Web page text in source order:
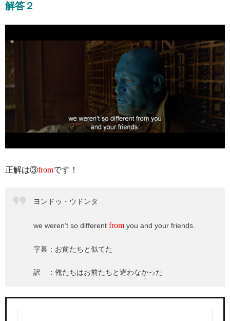
解答２
正解は③fromです！
ヨンドゥ・ウドンタ
we weren’t so different from you and your friends.
字幕：お前たちと似てた
訳 ：俺たちはお前たちと違わなかった